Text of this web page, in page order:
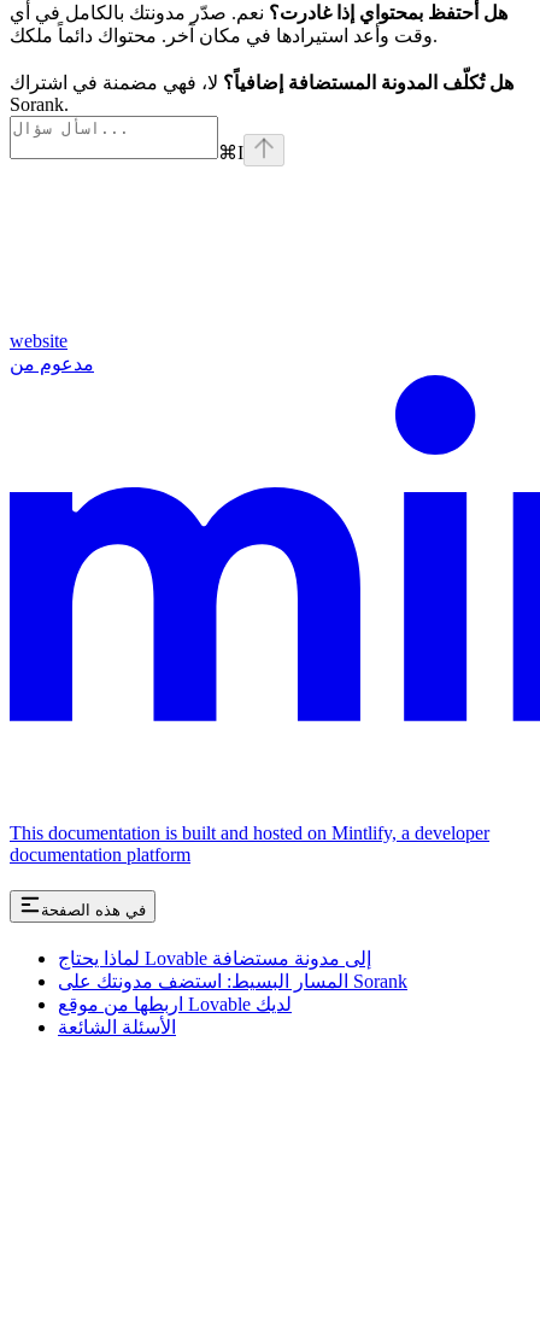
هل أحتفظ بمحتواي إذا غادرت؟ نعم. صدّر مدونتك بالكامل في أي
وقت وأعد استيرادها في مكان آخر. محتواك دائماً ملكك.
هل تُكلّف المدونة المستضافة إضافياً؟ لا، فهي مضمنة في اشتراك
Sorank.
⌘I
website
مدعوم من
This documentation is built and hosted on Mintlify, a developer
documentation platform
في هذه الصفحة
لماذا يحتاج Lovable إلى مدونة مستضافة
المسار البسيط: استضف مدونتك على Sorank
اربطها من موقع Lovable لديك
الأسئلة الشائعة